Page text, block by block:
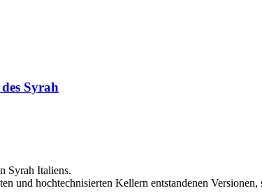
Syrah
Syrah Italiens.
und hochtechnisierten Kellern entstandenen